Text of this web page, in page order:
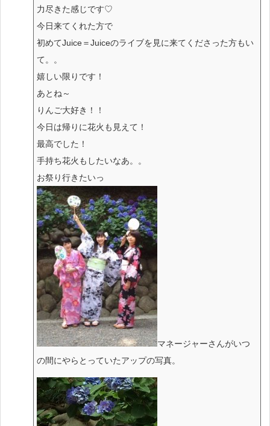
力尽きた感じです♡
今日来てくれた方で
初めてJuice＝Juiceのライブを見に来てくださった方もい
て。。
嬉しい限りです！
あとね～
りんご大好き！！
今日は帰りに花火も見えて！
最高でした！
手持ち花火もしたいなあ。。
お祭り行きたいっ
マネージャーさんがいつ
の間にやらとっていたアップの写真。